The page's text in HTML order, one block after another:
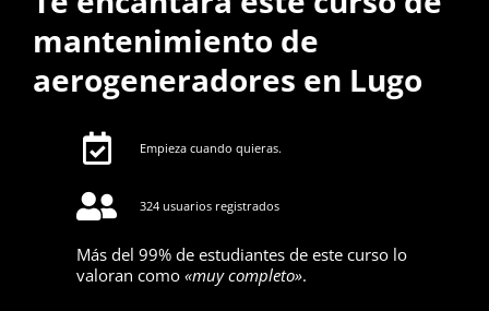
mantenimiento de
aerogeneradores en Lugo
Empieza cuando quieras.
324 usuarios registrados
Más del 99% de estudiantes de este curso lo
valoran como «muy completo».